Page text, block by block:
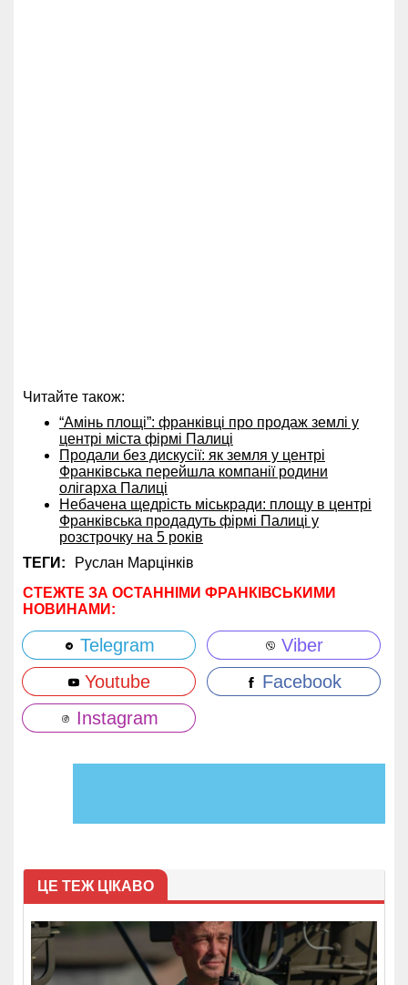
Читайте також:
“Амінь площі”: франківці про продаж землі у
центрі міста фірмі Палиці
Продали без дискусії: як земля у центрі
Франківська перейшла компанії родини
олігарха Палиці
Небачена щедрість міськради: площу в центрі
Франківська продадуть фірмі Палиці у
розстрочку на 5 років
ТЕГИ:
Руслан Марцінків
СТЕЖТЕ ЗА ОСТАННІМИ ФРАНКІВСЬКИМИ
НОВИНАМИ:
Telegram
Viber
Youtube
Facebook
Instagram
ЦЕ ТЕЖ ЦІКАВО